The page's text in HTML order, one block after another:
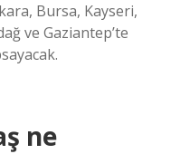
Bursa, Kayseri,
ve Gaziantep’te
ne